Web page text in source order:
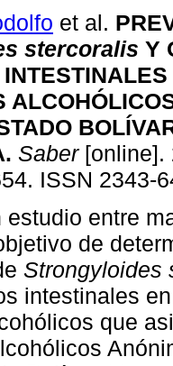
et al. PRE
stercoralis Y
. Saber[online].
ISSN 2343-
estudio entre
de
Strongyloides
intestinales
que